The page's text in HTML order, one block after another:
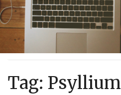
Urlaub & Reisen
Tag: Psyllium